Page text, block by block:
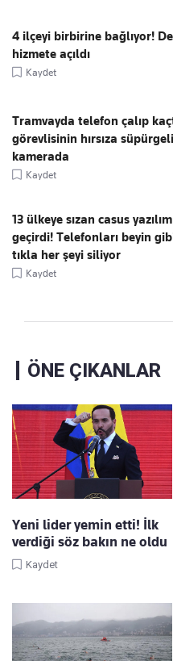
4 ilçeyi birbirine bağlıyor!
hizmete açıldı
Kaydet
Tramvayda telefon çalıp
görevlisinin hırsıza
kamerada
Kaydet
13 ülkeye sızan casus
geçirdi! Telefonları beyin
tıkla her şeyi siliyor
Kaydet
ÖNE ÇIKANLAR
Yeni lider yemin etti! İlk
verdiği söz bakın ne oldu
Kaydet